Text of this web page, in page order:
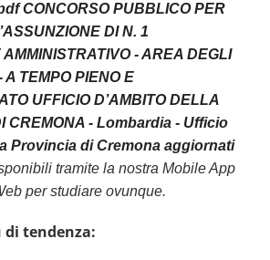
CONCORSO PUBBLICO PER
DI N. 1
- AREA DEGLI
A TEMPO PIENO E
UFFICIO D’AMBITO DELLA
CREMONA - Lombardia - Ufficio
Provincia di Cremona aggiornati
tramite la nostra Mobile App
per studiare ovunque.
tendenza: